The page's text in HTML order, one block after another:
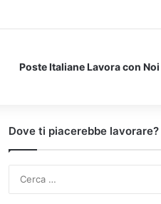
Poste Italiane Lavora con Noi
Dove ti piacerebbe lavorare?